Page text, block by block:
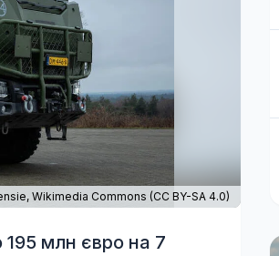
Wikimedia Commons (CC BY-SA 4.0)
195 млн євро на 7